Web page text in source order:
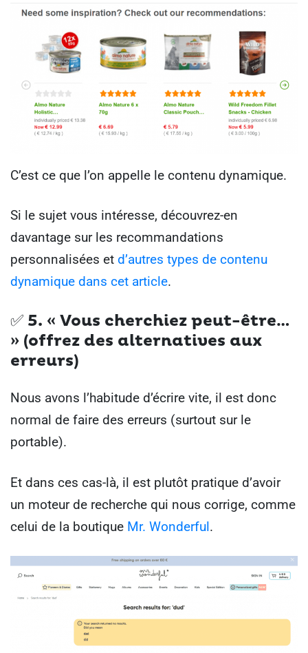
C’est ce que l’on appelle le contenu dynamique.
Si le sujet vous intéresse, découvrez-en
davantage sur les recommandations
personnalisées et d’autres types de contenu
dynamique dans cet article.
✅ 5. « Vous cherchiez peut-être…
» (offrez des alternatives aux
erreurs)
Nous avons l’habitude d’écrire vite, il est donc
normal de faire des erreurs (surtout sur le
portable).
Et dans ces cas-là, il est plutôt pratique d’avoir
un moteur de recherche qui nous corrige, comme
celui de la boutique Mr. Wonderful.